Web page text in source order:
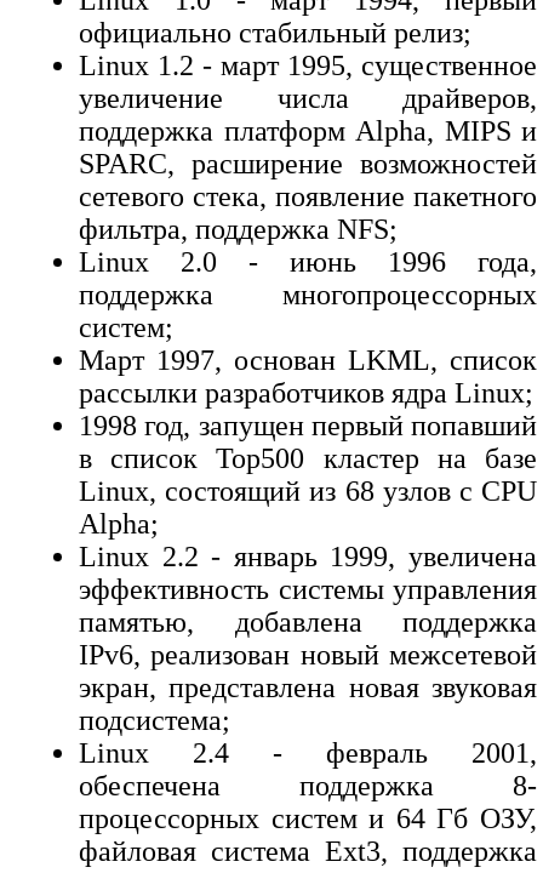
официально стабильный релиз;
Linux 1.2 - март 1995, существенное
увеличение числа драйверов,
поддержка платформ Alpha, MIPS и
SPARC, расширение возможностей
сетевого стека, появление пакетного
фильтра, поддержка NFS;
Linux 2.0 - июнь 1996 года,
поддержка многопроцессорных
систем;
Март 1997, основан LKML, список
рассылки разработчиков ядра Linux;
1998 год, запущен первый попавший
в список Top500 кластер на базе
Linux, состоящий из 68 узлов с CPU
Alpha;
Linux 2.2 - январь 1999, увеличена
эффективность системы управления
памятью, добавлена поддержка
IPv6, реализован новый межсетевой
экран, представлена новая звуковая
подсистема;
Linux 2.4 - февраль 2001,
обеспечена поддержка 8-
процессорных систем и 64 Гб ОЗУ,
файловая система Ext3, поддержка